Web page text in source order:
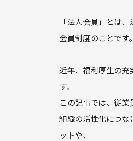
「法人会員」とは
会員制度のことです。
近年、福利厚生の充
す。
この記事では、従業
組織の活性化につな
ットや、